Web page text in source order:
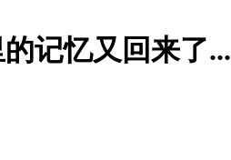
记忆又回来了...